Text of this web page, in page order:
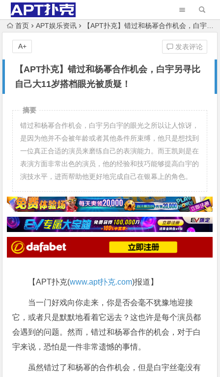
首页 APT娱乐资讯 【APT扑克】错过和杨幂合作机会，白宇另寻比自己大11岁搭档眼光被质疑！
【APT扑克】错过和杨幂合作机会，白宇另寻比
自己大11岁搭档眼光被质疑！
发表评论
A+
摘要
错过和杨幂合作机会，白宇另白宇的眼光之所以让人惊讶，
是因为他并不会被年龄或者其他条件所束缚，他只是想找到
一位真正合适的演员来磨练自己的表演能力。而王凯则是在
表演方面非常出色的演员，他的经验和技巧能够提高白宇的
演技水平，进而帮助他更好地完成自己在银幕上的角色。
【APT扑克(www.apt扑克.com)报道】
当一门好戏向你走来，你是否会毫不犹豫地迎接
它，或者只是默默地看着它远去？这也许是每个演员都
会遇到的问题。然而，错过和杨幂合作的机会，对于白
宇来说，恐怕是一件非常遗憾的事情。
虽然错过了和杨幂的合作机会，但是白宇丝毫没有